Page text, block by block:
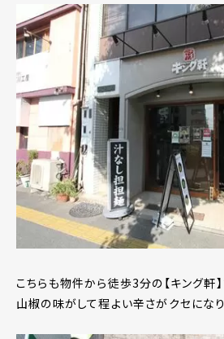
こちらも物件から徒歩3分の【キング軒】
山椒の味がして程よい辛さがクセになり